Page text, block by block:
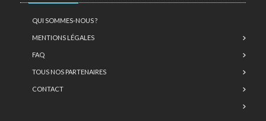
QUI SOMMES-NOUS ?
MENTIONS LÉGALES
FAQ
TOUS NOS PARTENAIRES
CONTACT